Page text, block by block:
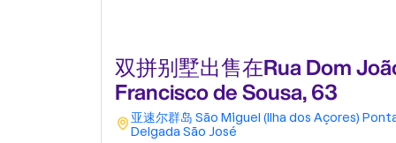
双拼别墅出售在Rua Dom
Francisco de Sousa, 63
亚速尔群岛 São Miguel (Ilha dos Açores)
Delgada São José